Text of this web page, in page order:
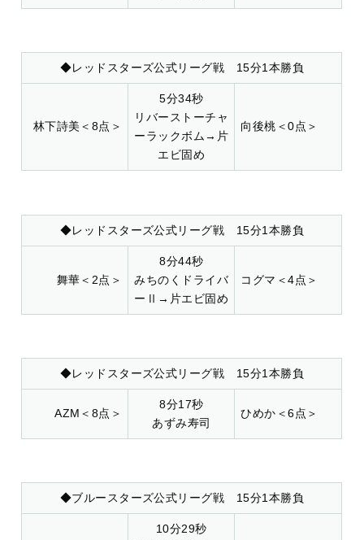
◆レッドスターズ公式リーグ戦 15分1本勝負
林下詩美＜8点＞
5分34秒
リバーストーチャ
ーラックボム→片
エビ固め
向後桃＜0点＞
◆レッドスターズ公式リーグ戦 15分1本勝負
舞華＜2点＞
8分44秒
みちのくドライバ
ーⅡ→片エビ固め
コグマ＜4点＞
◆レッドスターズ公式リーグ戦 15分1本勝負
AZM＜8点＞
8分17秒
あずみ寿司
ひめか＜6点＞
◆ブルースターズ公式リーグ戦 15分1本勝負
10分29秒